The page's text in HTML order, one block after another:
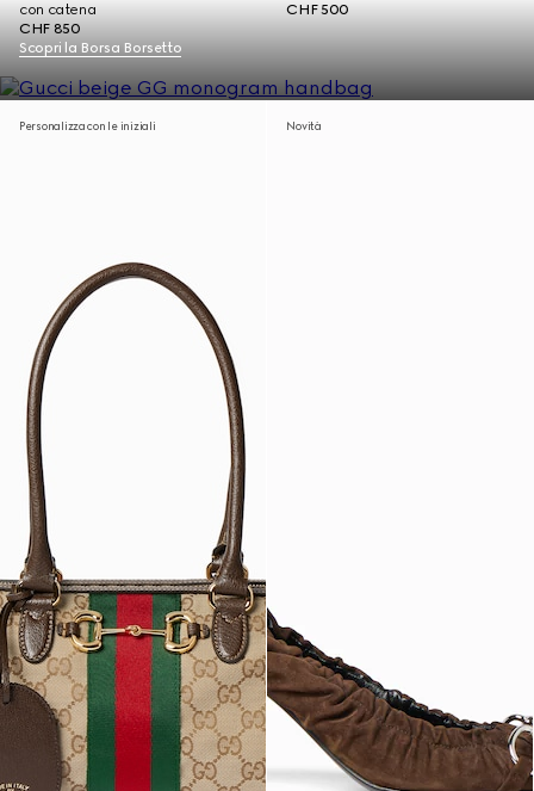
con catena
CHF 850
CHF 500
Scopri la Borsa Borsetto
Personalizza con le iniziali Novità